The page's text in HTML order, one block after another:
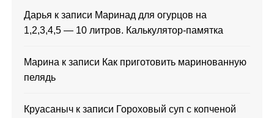
Дарья к записи Маринад для огурцов на
1,2,3,4,5 — 10 литров. Калькулятор-памятка
Марина к записи Как приготовить маринованную
пелядь
Круасаныч к записи Гороховый суп с копченой